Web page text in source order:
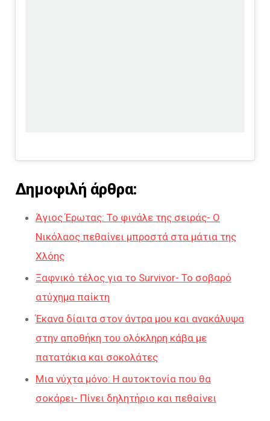
Δημοφιλή άρθρα:
Άγιος Έρωτας: Το φινάλε της σειράς- Ο
Νικόλαος πεθαίνει μπροστά στα μάτια της
Χλόης
Ξαφνικό τέλος για το Survivor- Το σοβαρό
ατύχημα παίκτη
Έκανα δίαιτα στον άντρα μου και ανακάλυψα
στην αποθήκη του ολόκληρη κάβα με
πατατάκια και σοκολάτες
Μια νύχτα μόνο: Η αυτοκτονία που θα
σοκάρει- Πίνει δηλητήριο και πεθαίνει